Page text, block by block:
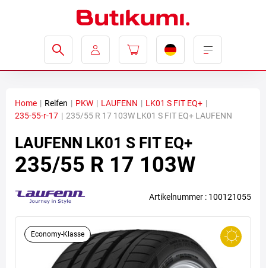
Economy-Klasse
Home | Reifen | PKW | LAUFENN | LK01 S FIT EQ+ |
235-55-r-17 | 235/55 R 17 103W LK01 S FIT EQ+ LAUFENN
LAUFENN LK01 S FIT EQ+
235/55 R 17 103W
Artikelnummer : 100121055